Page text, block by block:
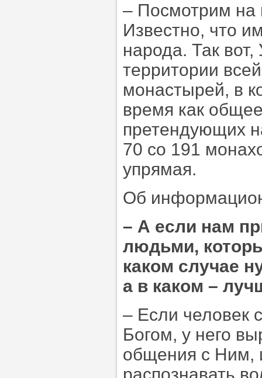
– Посмотрим на
Известно, что
народа. Так
территории
монастырей, в
время как
претендующих
70 со 191
упрямая.
Об
– А если нам
людьми,
каком случае
а в каком –
– Если человек
Богом, у него
общения с Ним,